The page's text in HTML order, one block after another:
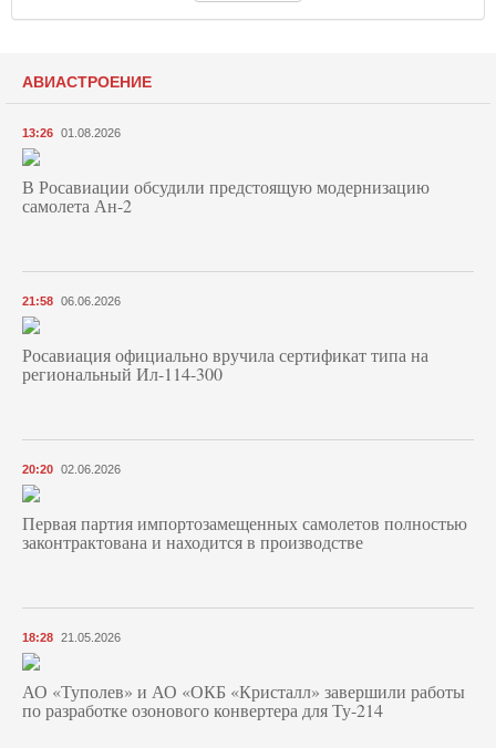
АВИАСТРОЕНИЕ
13:26 01.08.2026
В Росавиации обсудили предстоящую модернизацию
самолета Ан-2
21:58 06.06.2026
Росавиация официально вручила сертификат типа на
региональный Ил-114-300
20:20 02.06.2026
Первая партия импортозамещенных самолетов полностью
законтрактована и находится в производстве
18:28 21.05.2026
АО «Туполев» и АО «ОКБ «Кристалл» завершили работы
по разработке озонового конвертера для Ту-214